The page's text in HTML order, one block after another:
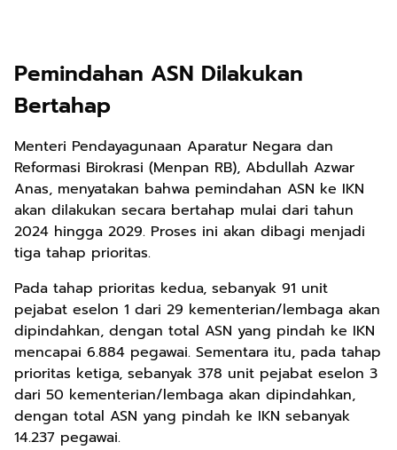
Pemindahan ASN Dilakukan
Bertahap
Menteri Pendayagunaan Aparatur Negara dan
Reformasi Birokrasi (Menpan RB), Abdullah Azwar
Anas, menyatakan bahwa pemindahan ASN ke IKN
akan dilakukan secara bertahap mulai dari tahun
2024 hingga 2029. Proses ini akan dibagi menjadi
tiga tahap prioritas.
Pada tahap prioritas kedua, sebanyak 91 unit
pejabat eselon 1 dari 29 kementerian/lembaga akan
dipindahkan, dengan total ASN yang pindah ke IKN
mencapai 6.884 pegawai. Sementara itu, pada tahap
prioritas ketiga, sebanyak 378 unit pejabat eselon 3
dari 50 kementerian/lembaga akan dipindahkan,
dengan total ASN yang pindah ke IKN sebanyak
14.237 pegawai.